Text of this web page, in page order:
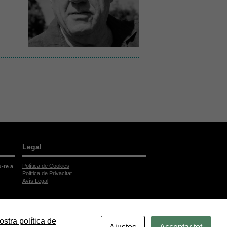
te a
Legal
Política de Cookies
Política de Privacitat
Avís Legal
política de